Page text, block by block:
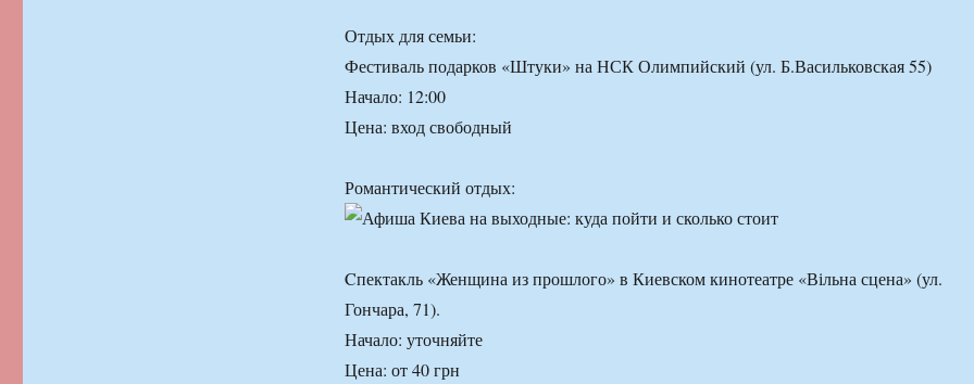
Отдых для семьи:
Фестиваль подарков «Штуки» на НСК Олимпийский (ул. Б.Васильковская 55)
Начало: 12:00
Цена: вход свободный
Романтический отдых:
Cпектакль «Женщина из прошлого» в Киевском кинотеатре «Вільна сцена» (ул.
Гончара, 71).
Начало: уточняйте
Цена: от 40 грн